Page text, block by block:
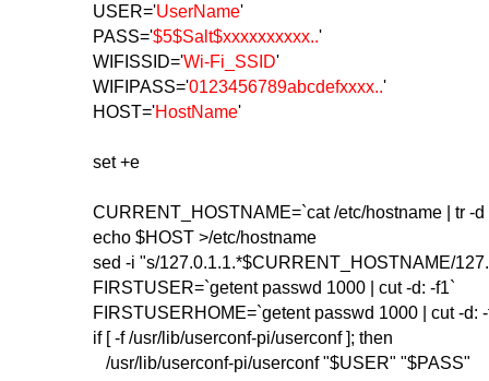
USER='UserName'
PASS='$5$Salt$xxxxxxxxxx..'
WIFISSID='Wi-Fi_SSID'
WIFIPASS='0123456789abcdefxxxx..'
HOST='HostName'
set +e
CURRENT_HOSTNAME=`cat /etc/hostname | tr -d
echo $HOST >/etc/hostname
sed -i "s/127.0.1.1.*$CURRENT_HOSTNAME/
FIRSTUSER=`getent passwd 1000 | cut -d: -f1`
FIRSTUSERHOME=`getent passwd 1000 | cut -d:
if [ -f /usr/lib/userconf-pi/userconf ]; then
/usr/lib/userconf-pi/userconf "$USER" "$PASS"